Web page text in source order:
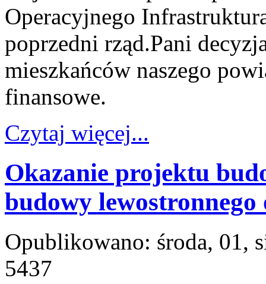
Operacyjnego
poprzedni rząd.Pani
mieszkańców naszego
finansowe.
Czytaj więcej...
Okazanie projektu
budowy lewostronnego
Opublikowano: środa, 01,
5437